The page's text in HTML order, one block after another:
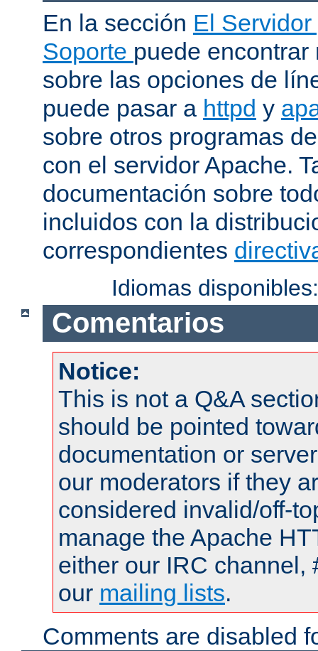
En la sección El
Soporte puede
sobre las opciones de
puede pasar a httpd y
sobre otros programas
con el servidor Apache.
documentación sobre
incluidos con la
correspondientes
Idiomas
Comentarios
Notice:
This is not a Q&A
should be pointed
documentation or
our moderators if they
considered invalid/off-
manage the Apache
either our IRC channel,
our mailing lists.
Comments are disabled